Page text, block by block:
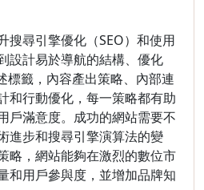
搜尋引擎優化（SEO）和使用
設計易於導航的結構、優化
標籤，內容產出策略、內部連
和行動優化，每一策略都有助
戶滿意度。成功的網站需要不
進步和搜尋引擎演算法的變
略，網站能夠在激烈的數位市
和用戶參與度，並增加品牌知